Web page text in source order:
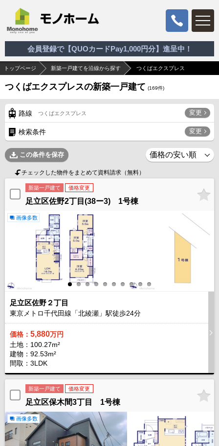
会員登録で【QUOカードPay1,000円分】進呈中！
トップページ 新築一戸建てを沿線から探す つくばエクスプレス
つくばエクスプレスの新築一戸建て (169件)
路線 つくばエクスプレス 変更
検索条件 変更
この条件を保存
チェックした物件をまとめて資料請求（無料）
新築一戸建て 価格変更
足立区佐野2丁目(38ー3) 1号棟
画像多数
足立区佐野２丁目
東京メトロ千代田線「北綾瀬」駅徒歩24分
価格： 5,880万円
土地：100.27m²
建物：92.53m²
間取：3LDK
新築一戸建て 価格変更
足立区保木間3丁目 1号棟
画像多数